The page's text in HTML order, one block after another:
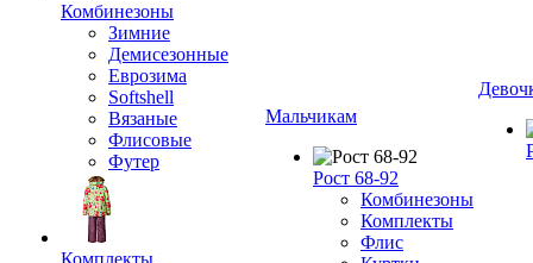
Комбинезоны
Зимние
Демисезонные
Еврозима
Softshell
Вязаные
Флисовые
Футер
Комплекты
Мальчикам
Рост 68-92
Комбинезоны
Комплекты
Флис